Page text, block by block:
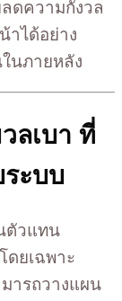
ดความกังวล
าได้อย่าง
นภายหลัง
ลเบา ที่
ะบบ
ตัวแทน
ดยเฉพาะ
ารถวางแผน